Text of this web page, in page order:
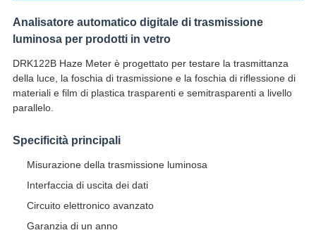
Analisatore automatico digitale di trasmissione
luminosa per prodotti in vetro
DRK122B Haze Meter è progettato per testare la trasmittanza
della luce, la foschia di trasmissione e la foschia di riflessione di
materiali e film di plastica trasparenti e semitrasparenti a livello
parallelo.
Specificità principali
Misurazione della trasmissione luminosa
Interfaccia di uscita dei dati
Circuito elettronico avanzato
Garanzia di un anno